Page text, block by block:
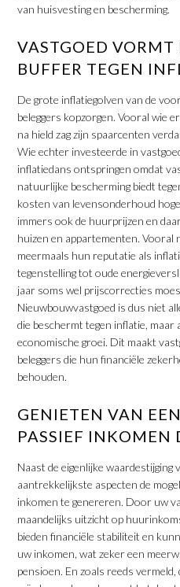
van huisvesting en bescherming.
VASTGOED
BUFFER TEGEN
De grote inflatiegolven van de
beleggers kopzorgen. Vooral wie
na hield zag zijn spaarcenten
Wie echter investeerde in
inflatiedans ontspringen omdat
natuurlijke bescherming biedt
kosten van levensonderhoud
immers ook de huurprijzen en
huizen en appartementen. Vooral
meermaals hun reputatie als
tegenstelling tot oude
jaar soms wel prijscorrecties
Nieuwbouwvastgoed is dus niet
die beschermt tegen inflatie,
economische groei. Dit maakt
beleggers die hun financiële
behouden.
GENIETEN VAN
PASSIEF INKOMEN
Naast de eigenlijke waardestijging
aantrekkelijkste aspecten de
inkomen te genereren. Door uw
maandelijks uitzicht op
bieden financiële stabiliteit en
uw inkomen, wat zeker een
pensioen. En zoals reeds